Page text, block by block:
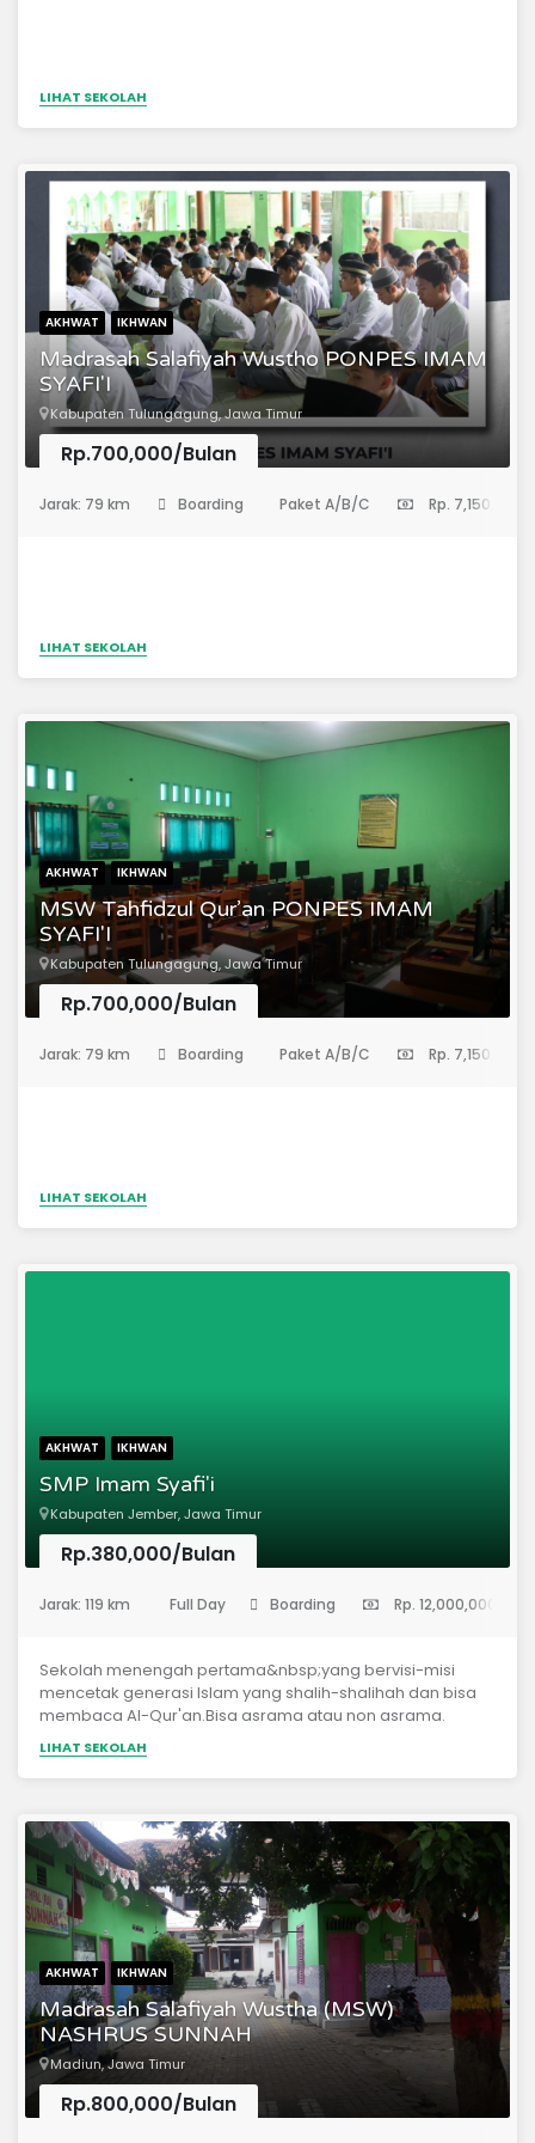
LIHAT SEKOLAH
AKHWAT IKHWAN
Madrasah Salafiyah Wustho PONPES IMAM
SYAFI'I
Kabupaten Tulungagung, Jawa Timur
Rp.700,000/Bulan
Jarak: 79 km Boarding Paket A/B/C Rp. 7,150,000
LIHAT SEKOLAH
AKHWAT IKHWAN
MSW Tahfidzul Qur’an PONPES IMAM
SYAFI'I
Kabupaten Tulungagung, Jawa Timur
Rp.700,000/Bulan
Jarak: 79 km Boarding Paket A/B/C Rp. 7,150,000
LIHAT SEKOLAH
AKHWAT IKHWAN
SMP Imam Syafi'i
Kabupaten Jember, Jawa Timur
Rp.380,000/Bulan
Jarak: 119 km Full Day Boarding Rp. 12,000,000
Sekolah menengah pertama&nbsp;yang bervisi-misi
mencetak generasi Islam yang shalih-shalihah dan bisa
membaca Al-Qur'an.Bisa asrama atau non asrama.
LIHAT SEKOLAH
AKHWAT IKHWAN
Madrasah Salafiyah Wustha (MSW)
NASHRUS SUNNAH
Madiun, Jawa Timur
Rp.800,000/Bulan